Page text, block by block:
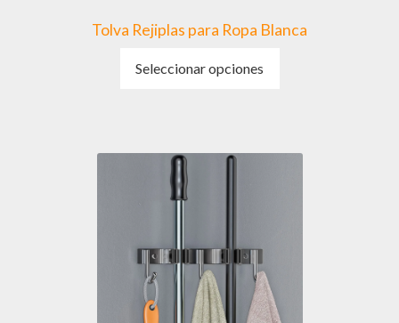
Tolva Rejiplas para Ropa Blanca
Seleccionar opciones
página